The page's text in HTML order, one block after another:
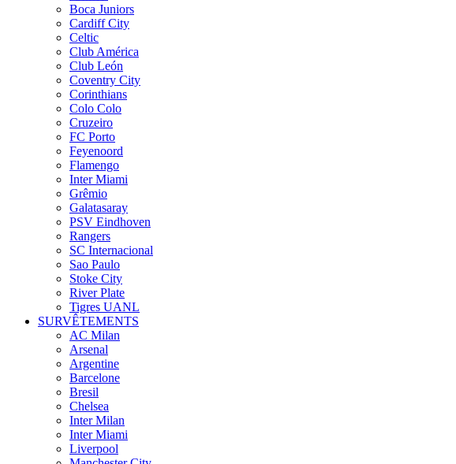
Boca Juniors
Cardiff City
Celtic
Club América
Club León
Coventry City
Corinthians
Colo Colo
Cruzeiro
FC Porto
Feyenoord
Flamengo
Inter Miami
Grêmio
Galatasaray
PSV Eindhoven
Rangers
SC Internacional
Sao Paulo
Stoke City
River Plate
Tigres UANL
SURVÊTEMENTS
AC Milan
Arsenal
Argentine
Barcelone
Bresil
Chelsea
Inter Milan
Inter Miami
Liverpool